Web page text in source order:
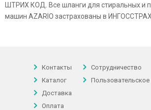
ШТРИХ КОД. Все шланги для стиральных и
машин AZARIO застрахованы в
Контакты
Каталог
Доставка
Оплата
Сотрудничество
Пользовательское